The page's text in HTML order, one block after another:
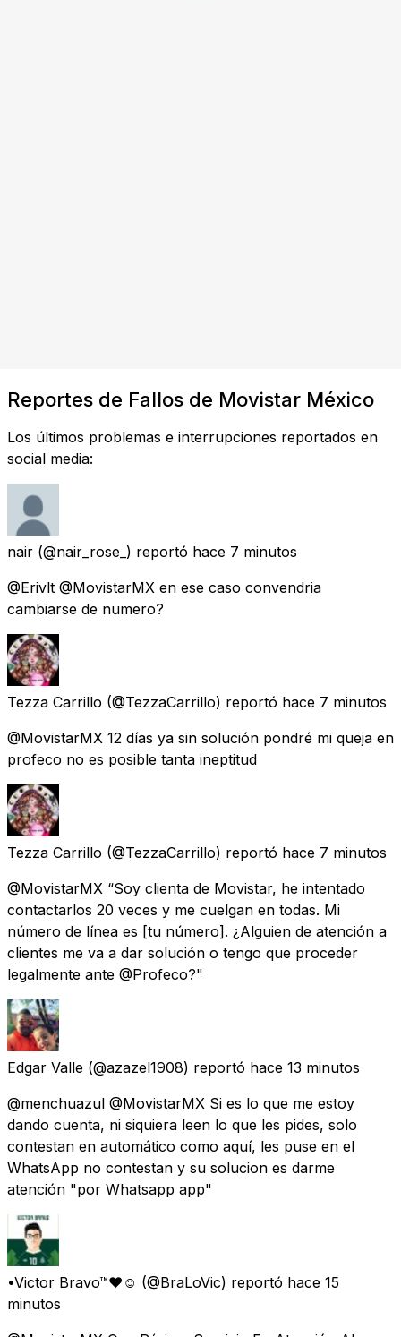
Reportes de Fallos de Movistar México
Los últimos problemas e interrupciones reportados en
social media:
nair (@nair_rose_) reportó hace 7 minutos
@Erivlt @MovistarMX en ese caso convendria
cambiarse de numero?
Tezza Carrillo (@TezzaCarrillo) reportó hace 7 minutos
@MovistarMX 12 días ya sin solución pondré mi queja en
profeco no es posible tanta ineptitud
Tezza Carrillo (@TezzaCarrillo) reportó hace 7 minutos
@MovistarMX “Soy clienta de Movistar, he intentado
contactarlos 20 veces y me cuelgan en todas. Mi
número de línea es [tu número]. ¿Alguien de atención a
clientes me va a dar solución o tengo que proceder
legalmente ante @Profeco?"
Edgar Valle (@azazel1908) reportó hace 13 minutos
@menchuazul @MovistarMX Si es lo que me estoy
dando cuenta, ni siquiera leen lo que les pides, solo
contestan en automático como aquí, les puse en el
WhatsApp no contestan y su solucion es darme
atención "por Whatsapp app"
•Victor Bravo™♥☺ (@BraLoVic) reportó hace 15
minutos